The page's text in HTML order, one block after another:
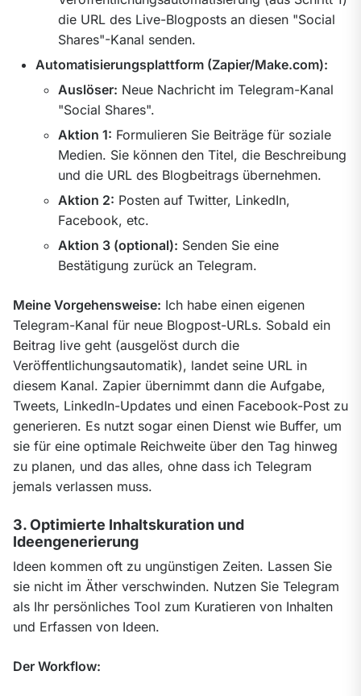
die URL des Live-Blogposts an diesen "Social
Shares"-Kanal senden.
Automatisierungsplattform (Zapier/Make.com):
Auslöser: Neue Nachricht im Telegram-Kanal
"Social Shares".
Aktion 1: Formulieren Sie Beiträge für soziale
Medien. Sie können den Titel, die Beschreibung
und die URL des Blogbeitrags übernehmen.
Aktion 2: Posten auf Twitter, LinkedIn,
Facebook, etc.
Aktion 3 (optional): Senden Sie eine
Bestätigung zurück an Telegram.
Meine Vorgehensweise: Ich habe einen eigenen
Telegram-Kanal für neue Blogpost-URLs. Sobald ein
Beitrag live geht (ausgelöst durch die
Veröffentlichungsautomatik), landet seine URL in
diesem Kanal. Zapier übernimmt dann die Aufgabe,
Tweets, LinkedIn-Updates und einen Facebook-Post zu
generieren. Es nutzt sogar einen Dienst wie Buffer, um
sie für eine optimale Reichweite über den Tag hinweg
zu planen, und das alles, ohne dass ich Telegram
jemals verlassen muss.
3. Optimierte Inhaltskuration und
Ideengenerierung
Ideen kommen oft zu ungünstigen Zeiten. Lassen Sie
sie nicht im Äther verschwinden. Nutzen Sie Telegram
als Ihr persönliches Tool zum Kuratieren von Inhalten
und Erfassen von Ideen.
Der Workflow: